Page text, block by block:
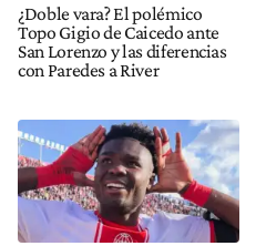
¿Doble vara? El polémico
Topo Gigio de Caicedo ante
San Lorenzo y las diferencias
con Paredes a River